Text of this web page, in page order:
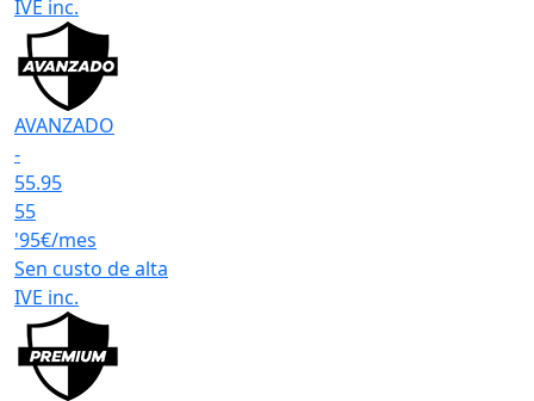
IVE inc.
AVANZADO
-
55.95
55
'95€/mes
Sen custo de alta
IVE inc.